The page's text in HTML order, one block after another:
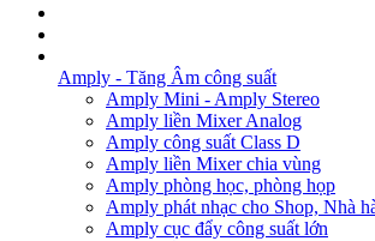
Amply - Tăng Âm công suất
Amply Mini - Amply Stereo
Amply liền Mixer Analog
Amply công suất Class D
Amply liền Mixer chia vùng
Amply phòng học, phòng họp
Amply phát nhạc cho Shop, Nhà
Amply cục đẩy công suất lớn